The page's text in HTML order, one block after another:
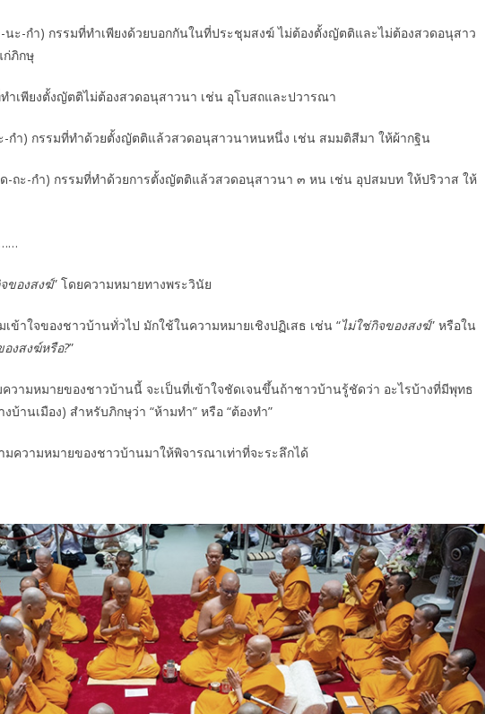
ะ-กำ) กรรมที่ทำเพียงด้วยบอกกันในที่ประชุมสงฆ์ ไม่ต้องตั้งญัตติและไม่ต้องสวดอนุสาว
ภิกษุ
ำเพียงตั้งญัตติไม่ต้องสวดอนุสาวนา เช่น อุโบสถและปวารณา
กำ) กรรมที่ทำด้วยตั้งญัตติแล้วสวดอนุสาวนาหนหนึ่ง เช่น สมมติสีมา ให้ผ้ากฐิน
-ถะ-กำ) กรรมที่ทำด้วยการตั้งญัตติแล้วสวดอนุสาวนา ๓ หน เช่น อุปสมบท ให้ปริวาส ให้
ของสงฆ์” โดยความหมายทางพระวินัย
เข้าใจของชาวบ้านทั่วไป มักใช้ในความหมายเชิงปฏิเสธ เช่น “ไม่ใช่กิจของสงฆ์” หรือใน
งสงฆ์หรือ?”
ความหมายของชาวบ้านนี้ จะเป็นที่เข้าใจชัดเจนขึ้นถ้าชาวบ้านรู้ชัดว่า อะไรบ้างที่มีพุทธ
านเมือง) สำหรับภิกษุว่า “ห้ามทำ” หรือ “ต้องทำ”
มความหมายของชาวบ้านมาให้พิจารณาเท่าที่จะระลึกได้